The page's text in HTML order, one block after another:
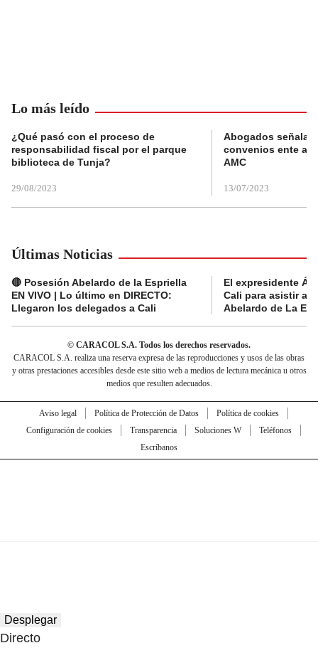
Lo más leído
¿Qué pasó con el proceso de
responsabilidad fiscal por el parque
biblioteca de Tunja?
29/08/2023
Abogados
convenios ente
AMC
13/07/2023
Últimas Noticias
🔴 Posesión Abelardo de la Espriella
EN VIVO | Lo último en DIRECTO:
Llegaron los delegados a Cali
El expresidente
Cali para asistir a
Abelardo de La
© CARACOL S.A. Todos los derechos reservados.
CARACOL S.A. realiza una reserva expresa de las reproducciones y usos de las obras
y otras prestaciones accesibles desde este sitio web a medios de lectura mecánica u otros
medios que resulten adecuados.
Aviso legal Política de Protección de Datos
Política de cookies
Configuración de cookies
Transparencia Soluciones W
Teléfonos
Escríbanos
Desplegar
Directo